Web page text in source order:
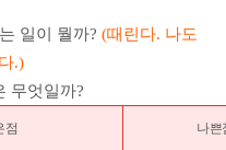
일이 뭘까? (때린다. 나도
.)
무엇일까?
점 나